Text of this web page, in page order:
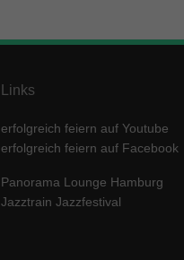
Links
erfolgreich feiern auf Youtube
erfolgreich feiern auf Facebook
Panorama Lounge Hamburg
Jazztrain Jazzfestival